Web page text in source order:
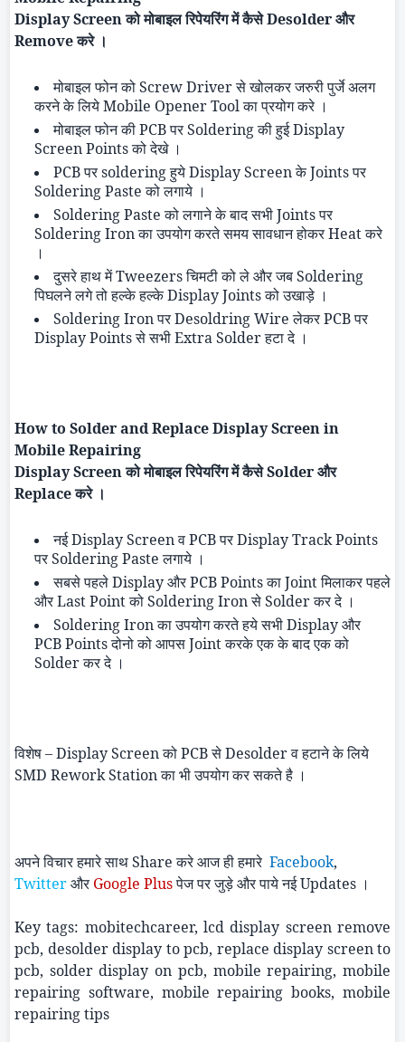
Display Screenको मोबाइल रिपेयरिंग में कैसेDesolderऔर
Removeकरे ।
मोबाइल फोन कोScrew Driverसे खोलकर जरुरी पुर्जे अलग
करने के लियेMobile Opener Toolका प्रयोग करे ।
मोबाइल फोन कीPCBपरSolderingकी हुईDisplay
Screen Pointsको देखे ।
PCBपरsolderingहुयेDisplay ScreenकेJointsपर
Soldering Pasteको लगाये ।
Soldering Pasteको लगाने के बाद सभीJointsपर
Soldering Ironका उपयोग करते समय सावधान होकरHeatकरे
।
दुसरे हाथ मेंTweezersचिमटी को ले और जबSoldering
पिघलने लगे तो हल्के हल्केDisplay Jointsको उखाड़े ।
Soldering IronपरDesoldringWireलेकरPCBपर
Display Pointsसे सभीExtra Solderहटा दे ।
How to Solder and Replace Display Screen in
Mobile Repairing
Display Screenको मोबाइल रिपेयरिंग में कैसेSolderऔर
Replaceकरे ।
नईDisplay ScreenवPCBपरDisplay Track Points
परSoldering Pasteलगाये ।
सबसे पहलेDisplayऔरPCB PointsकाJointमिलाकर पहले
औरLast PointकोSoldering IronसेSolderकर दे ।
Soldering Ironका उपयोग करते हये सभीDisplayऔर
PCB Pointsदोनो को आपसJointकरके एक के बाद एक को
Solderकर दे ।
विशेष –Display ScreenकोPCBसेDesolderव हटाने के लिये
SMD Rework Stationका भी उपयोग कर सकते है ।
अपने विचार हमारे साथShareकरे आज ही हमारे Facebook,
Twitterऔर Google Plusपेज पर जुड़े और पाये नईUpdates ।
Key tags: mobitechcareer,lcd display screen remove
pcb, desolderdisplay topcb, replace display screen to
pcb, solder display on pcb, mobile repairing, mobile
repairing software, mobile repairing books, mobile
repairing tips